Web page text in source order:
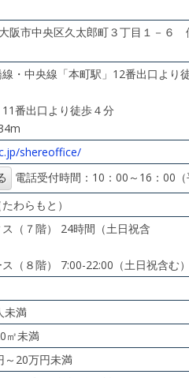
阪市中央区久太郎町３丁目１－６
・中央線「本町駅」12番出口より
番出口より徒歩４分
shereoffice/
電話受付時間：10：00～16：00（
わらもと）
（７階） 24時間（土日祝含
（８階） 7:00-22:00（土日祝含む）
未満
㎡未満
～20万円未満